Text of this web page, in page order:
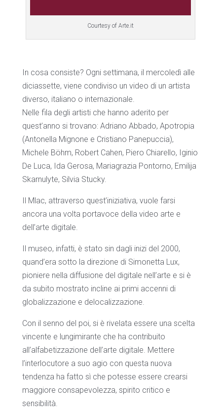
Courtesy of Arte.it
In cosa consiste? Ogni settimana, il mercoledì alle
diciassette, viene condiviso un video di un artista
diverso, italiano o internazionale.
Nelle fila degli artisti che hanno aderito per
quest’anno si trovano: Adriano Abbado, Apotropia
(Antonella Mignone e Cristiano Panepuccia),
Michele Böhm, Robert Cahen, Piero Chiarello, Iginio
De Luca, Ida Gerosa, Mariagrazia Pontorno, Emilija
Skarnulyte, Silvia Stucky.
Il Mlac, attraverso quest’iniziativa, vuole farsi
ancora una volta portavoce della video arte e
dell’arte digitale.
Il museo, infatti, è stato sin dagli inizi del 2000,
quand’era sotto la direzione di Simonetta Lux,
pioniere nella diffusione del digitale nell’arte e si è
da subito mostrato incline ai primi accenni di
globalizzazione e delocalizzazione.
Con il senno del poi, si è rivelata essere una scelta
vincente e lungimirante che ha contribuito
all’alfabetizzazione dell’arte digitale. Mettere
l’interlocutore a suo agio con questa nuova
tendenza ha fatto sì che potesse essere crearsi
maggiore consapevolezza, spirito critico e
sensibilità.